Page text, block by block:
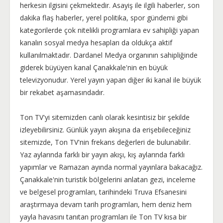
herkesin ilgisini çekmektedir. Asayiş ile ilgili haberler, son
dakika flaş haberler, yerel politika, spor gündemi gibi
kategorilerde çok nitelikli programlara ev sahipliği yapan
kanalın sosyal medya hesapları da oldukça aktif
kullanılmaktadır. Dardanel Medya organının sahipliğinde
giderek büyüyen kanal Çanakkale'nin en büyük
televizyonudur. Yerel yayın yapan diğer iki kanal ile büyük
bir rekabet aşamasındadır.
Ton TV'yi sitemizden canlı olarak kesintisiz bir şekilde
izleyebilirsiniz. Günlük yayın akışına da erişebileceğiniz
sitemizde, Ton TV'nin frekans değerleri de bulunabilir.
Yaz aylarında farklı bir yayın akışı, kış aylarında farklı
yapımlar ve Ramazan ayında normal yayınlara bakacağız.
Çanakkale'nin turistik bölgelerini anlatan gezi, inceleme
ve belgesel programları, tarihindeki Truva Efsanesini
araştırmaya devam tarih programları, hem deniz hem
yayla havasını tanıtan programları ile Ton TV kısa bir